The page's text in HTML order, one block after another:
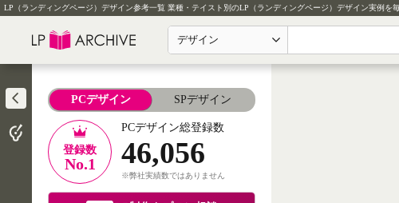
LP（ランディングページ）デザイン参考一覧 業種・テイスト別のLP（ランディングページ）デザイン実例を
デザイン
PCデザイン SPデザイン
登録数
No.1
PCデザイン総登録数
46,056
※弊社実績数ではありません